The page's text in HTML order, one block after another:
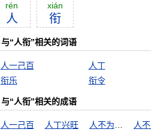
rén
人
xián
衔
与“人衔”相关的词语
人一己百 人丁
衔乐
衔令
与“人衔”相关的成语
人一己百 人丁兴旺